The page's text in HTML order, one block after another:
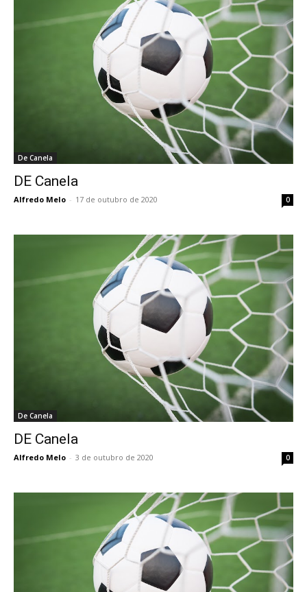
De Canela
DE Canela
Alfredo Melo - 17 de outubro de 2020 0
De Canela
DE Canela
Alfredo Melo - 3 de outubro de 2020 0